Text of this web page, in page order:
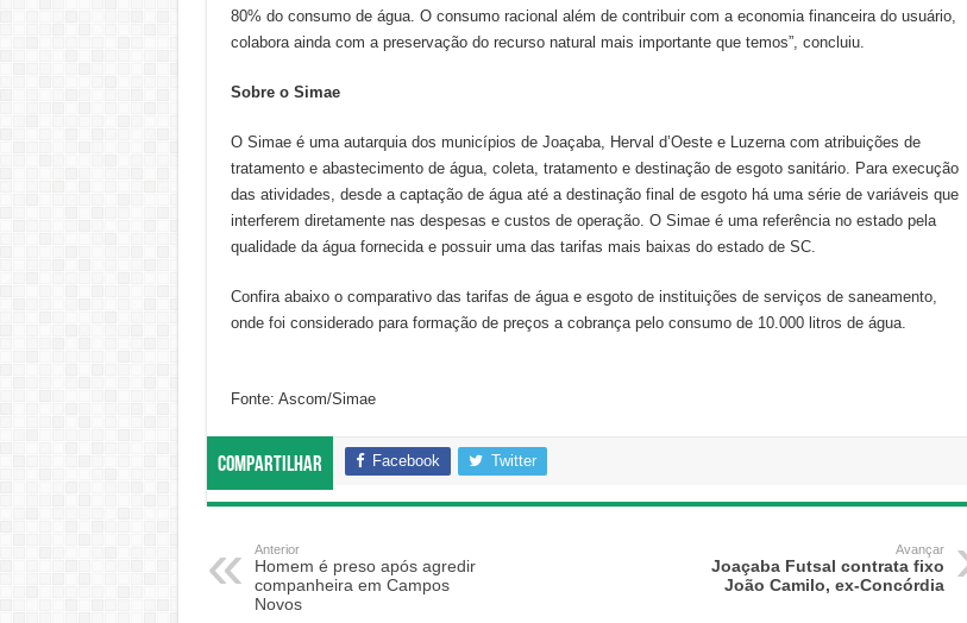
80% do consumo de água. O consumo racional além de contribuir com a economia financeira do usuário,
colabora ainda com a preservação do recurso natural mais importante que temos”, concluiu.
Sobre o Simae
O Simae é uma autarquia dos municípios de Joaçaba, Herval d’Oeste e Luzerna com atribuições de
tratamento e abastecimento de água, coleta, tratamento e destinação de esgoto sanitário. Para execução
das atividades, desde a captação de água até a destinação final de esgoto há uma série de variáveis que
interferem diretamente nas despesas e custos de operação. O Simae é uma referência no estado pela
qualidade da água fornecida e possuir uma das tarifas mais baixas do estado de SC.
Confira abaixo o comparativo das tarifas de água e esgoto de instituições de serviços de saneamento,
onde foi considerado para formação de preços a cobrança pelo consumo de 10.000 litros de água.
Fonte: Ascom/Simae
Compartilhar Facebook Twitter
Anterior
Homem é preso após agredir
companheira em Campos
Novos
Avançar
Joaçaba Futsal contrata fixo
João Camilo, ex-Concórdia